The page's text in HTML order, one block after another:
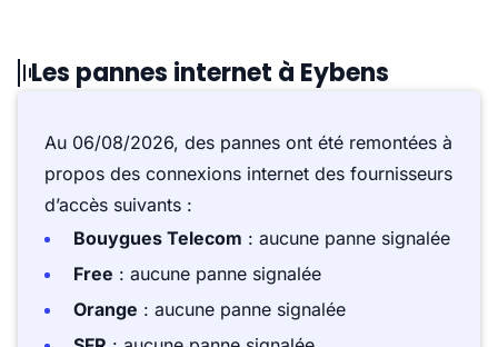
Les pannes internet à Eybens
Au 06/08/2026, des pannes ont été remontées à
propos des connexions internet des fournisseurs
d’accès suivants :
Bouygues Telecom : aucune panne signalée
Free : aucune panne signalée
Orange : aucune panne signalée